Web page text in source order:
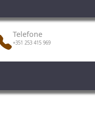
Telefone
+351 253 415 969